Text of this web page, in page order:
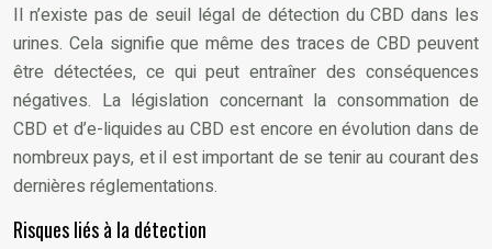
Il n’existe pas de seuil légal de détection du CBD dans les
urines. Cela signifie que même des traces de CBD peuvent
être détectées, ce qui peut entraîner des conséquences
négatives. La législation concernant la consommation de
CBD et d’e-liquides au CBD est encore en évolution dans de
nombreux pays, et il est important de se tenir au courant des
dernières réglementations.
Risques liés à la détection